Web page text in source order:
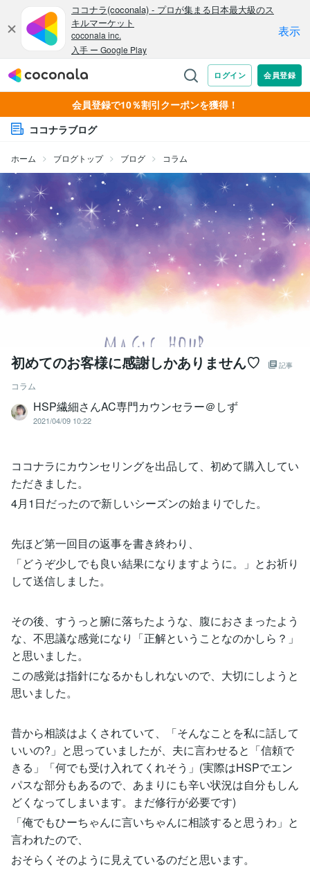
会員登録で10％割引クーポンを獲得！
ココナラブログ
ホーム ブログトップ ブログ コラム
初めてのお客様に感謝しかありません♡ 記事
コラム
HSP繊細さんAC専門カウンセラー＠しず
2021/04/09 10:22
ココナラにカウンセリングを出品して、初めて購入してい
ただきました。
4月1日だったので新しいシーズンの始まりでした。
先ほど第一回目の返事を書き終わり、
「どうぞ少しでも良い結果になりますように。」とお祈り
して送信しました。
その後、すうっと腑に落ちたような、腹におさまったよう
な、不思議な感覚になり「正解ということなのかしら？」
と思いました。
この感覚は指針になるかもしれないので、大切にしようと
思いました。
昔から相談はよくされていて、「そんなことを私に話して
いいの?」と思っていましたが、夫に言わせると「信頼で
きる」「何でも受け入れてくれそう」(実際はHSPでエン
パスな部分もあるので、あまりにも辛い状況は自分もしん
どくなってしまいます。まだ修行が必要です)
「俺でもひーちゃんに言いちゃんに相談すると思うわ」と
言われたので、
おそらくそのように見えているのだと思います。